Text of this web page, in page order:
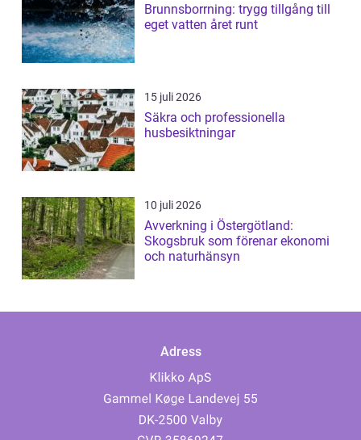
Brunnsborrning: trygg tillgång till
eget vatten året runt
15 juli 2026
Säkra och professionella
husbesiktningar
10 juli 2026
Avverkning i Östergötland:
Skogsbruk som förenar ekonomi
och naturhänsyn
Adress